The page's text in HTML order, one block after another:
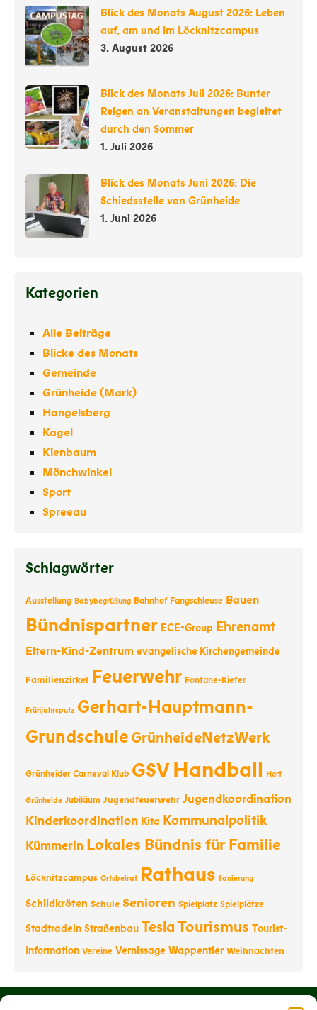
Blick des Monats August 2026: Leben
auf, am und im Löcknitzcampus
3. August 2026
Blick des Monats Juli 2026: Bunter
Reigen an Veranstaltungen begleitet
durch den Sommer
1. Juli 2026
Blick des Monats Juni 2026: Die
Schiedsstelle von Grünheide
1. Juni 2026
Kategorien
Alle Beiträge
Blicke des Monats
Gemeinde
Grünheide (Mark)
Hangelsberg
Kagel
Kienbaum
Mönchwinkel
Sport
Spreeau
Schlagwörter
Ausstellung Babybegrüßung Bahnhof Fangschleuse Bauen
Bündnispartner ECE-Group Ehrenamt
Eltern-Kind-Zentrum evangelische Kirchengemeinde
Familienzirkel Feuerwehr Fontane-Kiefer
Frühjahrsputz Gerhart-Hauptmann-
GrundschuleGrünheideNetzWerk
Grünheider Carneval Klub GSVHandball Hort
Grünheide Jubiläum Jugendfeuerwehr Jugendkoordination
Kinderkoordination Kita Kommunalpolitik
Kümmerin Lokales Bündnis für Familie
Löcknitzcampus Ortsbeirat Rathaus Sanierung
Schildkröten Schule Senioren Spielplatz Spielplätze
Stadtradeln Straßenbau TeslaTourismus Tourist-
Information Vereine Vernissage Wappentier Weihnachten